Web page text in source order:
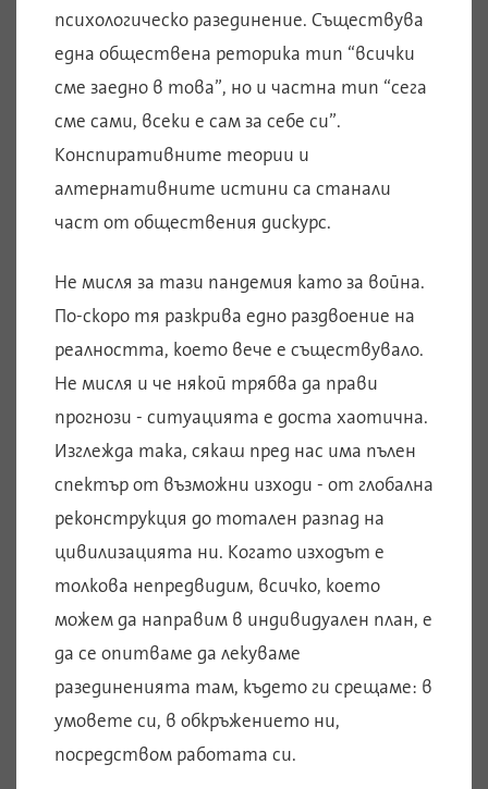
психологическо разединение. Съществува
една обществена реторика тип “всички
сме заедно в това”, но и частна тип “сега
сме сами, всеки е сам за себе си”.
Конспиративните теории и
алтернативните истини са станали
част от обществения дискурс.
Не мисля за тази пандемия като за война.
По-скоро тя разкрива едно раздвоение на
реалността, което вече е съществувало.
Не мисля и че някой трябва да прави
прогнози - ситуацията е доста хаотична.
Изглежда така, сякаш пред нас има пълен
спектър от възможни изходи - от глобална
реконструкция до тотален разпад на
цивилизацията ни. Когато изходът е
толкова непредвидим, всичко, което
можем да направим в индивидуален план, е
да се опитваме да лекуваме
разединенията там, където ги срещаме: в
умовете си, в обкръжението ни,
посредством работата си.